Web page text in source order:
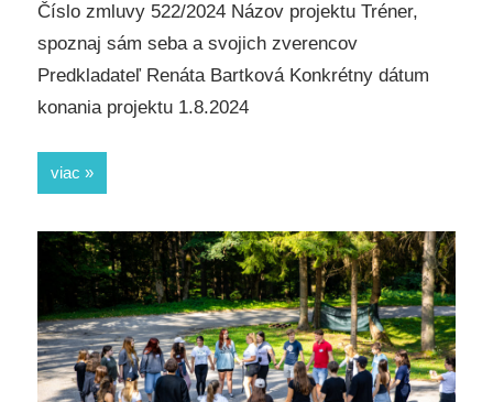
Číslo zmluvy 522/2024 Názov projektu Tréner,
spoznaj sám seba a svojich zverencov
Predkladateľ Renáta Bartková Konkrétny dátum
konania projektu 1.8.2024
viac